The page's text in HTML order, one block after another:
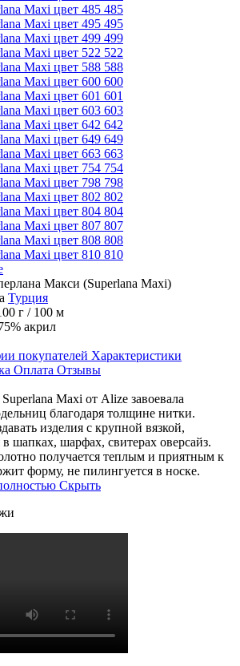
485
495
499
522
588
600
601
603
642
649
663
754
798
802
804
807
808
810
Макси (Superlana Maxi)
Турция
г / 100 м
акрил
покупателей Характеристики
Оплата Отзывы
Maxi от Alize завоевала
благодаря толщине нитки.
изделия с крупной вязкой,
шапках, шарфах, свитерах оверсайз.
получается теплым и приятным к
форму, не пилингуется в носке.
Скрыть